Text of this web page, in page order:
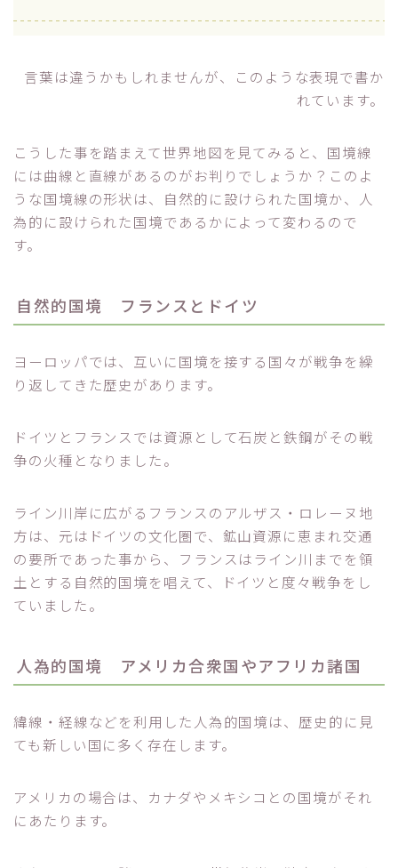
言葉は違うかもしれませんが、このような表現で書か
れています。
こうした事を踏まえて世界地図を見てみると、国境線
には曲線と直線があるのがお判りでしょうか？このよ
うな国境線の形状は、自然的に設けられた国境か、人
為的に設けられた国境であるかによって変わるので
す。
自然的国境 フランスとドイツ
ヨーロッパでは、互いに国境を接する国々が戦争を繰
り返してきた歴史があります。
ドイツとフランスでは資源として石炭と鉄鋼がその戦
争の火種となりました。
ライン川岸に広がるフランスのアルザス・ロレーヌ地
方は、元はドイツの文化圏で、鉱山資源に恵まれ交通
の要所であった事から、フランスはライン川までを領
土とする自然的国境を唱えて、ドイツと度々戦争をし
ていました。
人為的国境 アメリカ合衆国やアフリカ諸国
緯線・経線などを利用した人為的国境は、歴史的に見
ても新しい国に多く存在します。
アメリカの場合は、カナダやメキシコとの国境がそれ
にあたります。